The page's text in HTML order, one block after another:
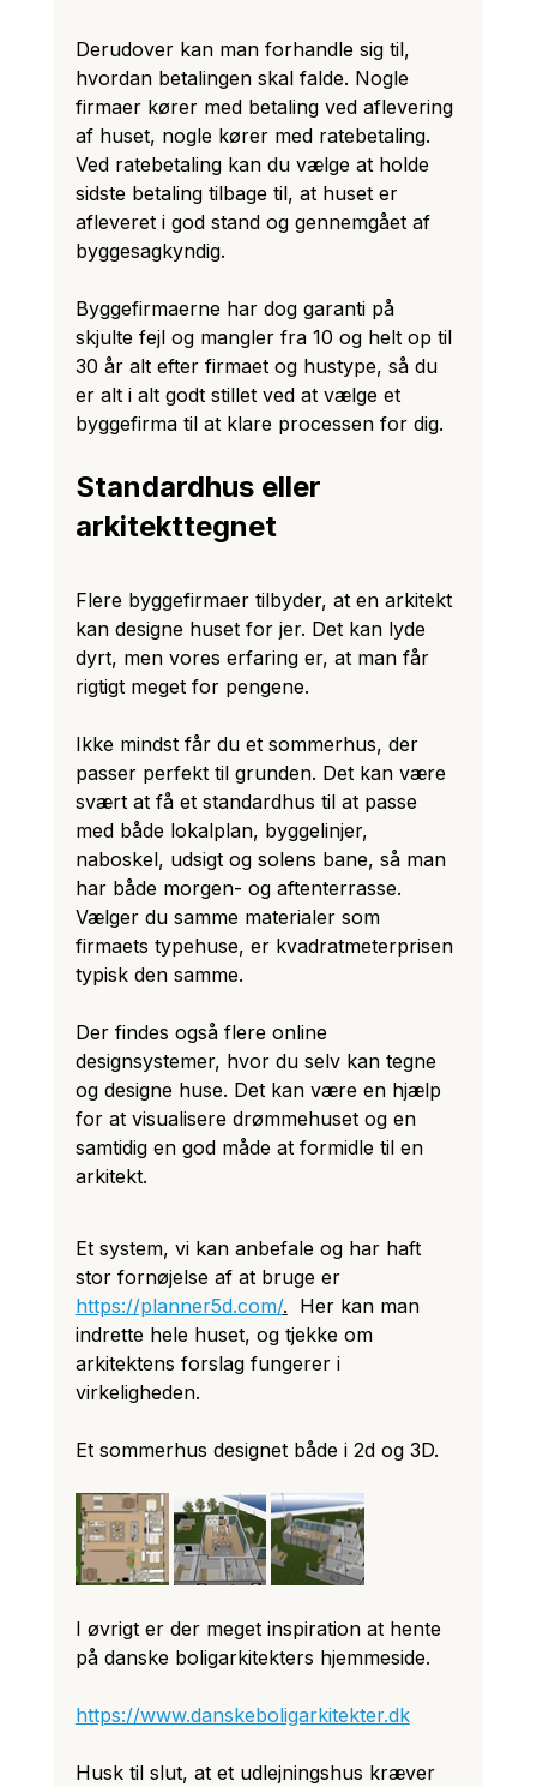
Derudover kan man forhandle sig til,
hvordan betalingen skal falde. Nogle
firmaer kører med betaling ved aflevering
af huset, nogle kører med ratebetaling.
Ved ratebetaling kan du vælge at holde
sidste betaling tilbage til, at huset er
afleveret i god stand og gennemgået af
byggesagkyndig.
Byggefirmaerne har dog garanti på
skjulte fejl og mangler fra 10 og helt op til
30 år alt efter firmaet og hustype, så du
er alt i alt godt stillet ved at vælge et
byggefirma til at klare processen for dig.
Standardhus eller
arkitekttegnet
Flere byggefirmaer tilbyder, at en arkitekt
kan designe huset for jer. Det kan lyde
dyrt, men vores erfaring er, at man får
rigtigt meget for pengene.
Ikke mindst får du et sommerhus, der
passer perfekt til grunden. Det kan være
svært at få et standardhus til at passe
med både lokalplan, byggelinjer,
naboskel, udsigt og solens bane, så man
har både morgen- og aftenterrasse.
Vælger du samme materialer som
firmaets typehuse, er kvadratmeterprisen
typisk den samme.
Der findes også flere online
designsystemer, hvor du selv kan tegne
og designe huse. Det kan være en hjælp
for at visualisere drømmehuset og en
samtidig en god måde at formidle til en
arkitekt.
Et system, vi kan anbefale og har haft
stor fornøjelse af at bruge er
https://planner5d.com/.
  Her kan man
indrette hele huset, og tjekke om
arkitektens forslag fungerer i
virkeligheden.
Et sommerhus designet både i 2d og 3D.
I øvrigt er der meget inspiration at hente
på danske boligarkitekters hjemmeside.
https://www.danskeboligarkitekter.dk
Husk til slut, at et udlejningshus kræver